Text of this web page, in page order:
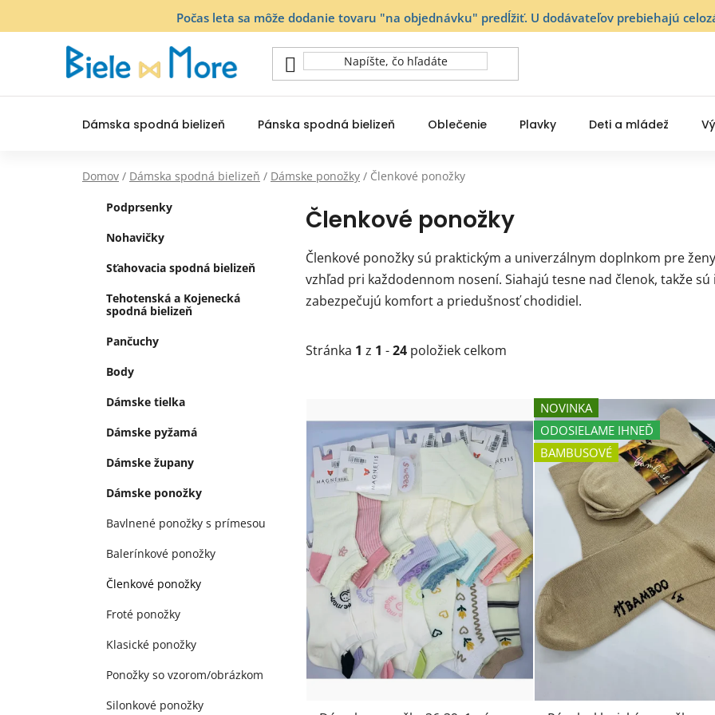
Počas leta sa môže dodanie tovaru "na objednávku" predĺžiť. U dodávateľov prebiehajú
Dámska spodná bielizeň Pánska spodná bielizeň Oblečenie Plavky Deti a mládež
Domov / Dámska spodná bielizeň / Dámske ponožky / Členkové ponožky
PreskočiťPodprsenky
Nohavičky
Sťahovacia spodná bielizeň
Tehotenská a Kojenecká
spodná bielizeň
Pančuchy
Body
Dámske tielka
Dámske pyžamá
Dámske župany
Dámske ponožky
Bavlnené ponožky s prímesou
Balerínkové ponožky
Členkové ponožky
Froté ponožky
Klasické ponožky
Ponožky so vzorom/obrázkom
Silonkové ponožky
Členkové ponožky
Členkové ponožky sú praktickým a univerzálnym doplnkom pre
vzhľad pri každodennom nosení. Siahajú tesne nad členok, takže
zabezpečujú komfort a priedušnosť chodidiel.
Stránka 1 z 1 -24 položiek celkom
ý
p
s
p
r
o
d
u
k
t
o
v
NOVINKA
ODOSIELAME IHNEĎ
BAMBUSOVÉ